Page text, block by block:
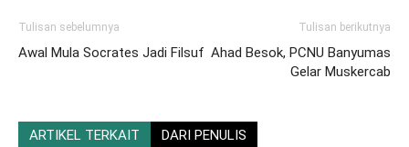
Tulisan sebelumnya
Awal Mula Socrates Jadi Filsuf
Tulisan berikutnya
Ahad Besok, PCNU Banyumas
Gelar Muskercab
ARTIKEL TERKAIT DARI PENULIS